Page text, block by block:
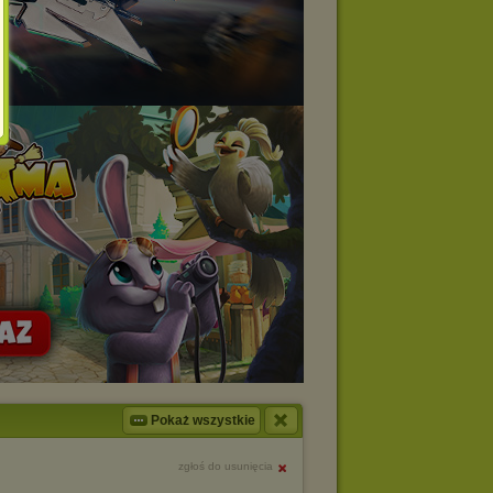
Pokaż wszystkie
zgłoś do usunięcia